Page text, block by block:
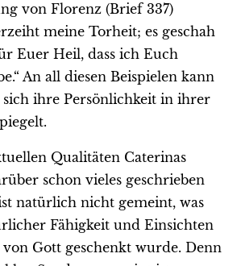
von Florenz (Brief 337)
meine Torheit; es geschah
Euer Heil, dass ich Euch
An all diesen Beispielen kann
sich ihre Persönlichkeit in ihrer
Qualitäten Caterinas
schon vieles geschrieben
natürlich nicht gemeint, was
Fähigkeit und Einsichten
Gott geschenkt wurde. Denn